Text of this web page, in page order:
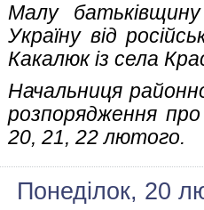
Малу
Україну від
Какалюк із села
Начальниця
розпорядження
20, 21, 22 лютого.
Понеділок, 20